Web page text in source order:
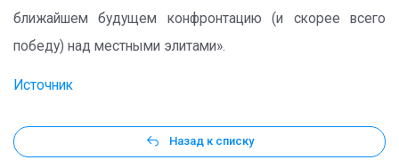
ближайшем будущем конфронтацию (и скорее всего
победу) над местными элитами».
Источник
Назад к списку